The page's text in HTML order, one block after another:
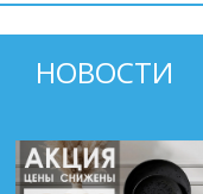
НОВОСТИ